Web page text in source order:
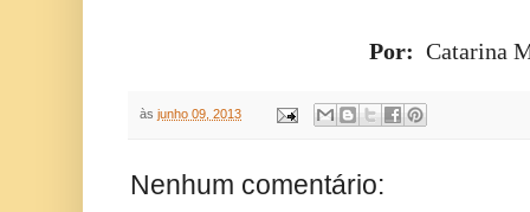
Por: Catarina
às junho 09, 2013
Nenhum comentário: